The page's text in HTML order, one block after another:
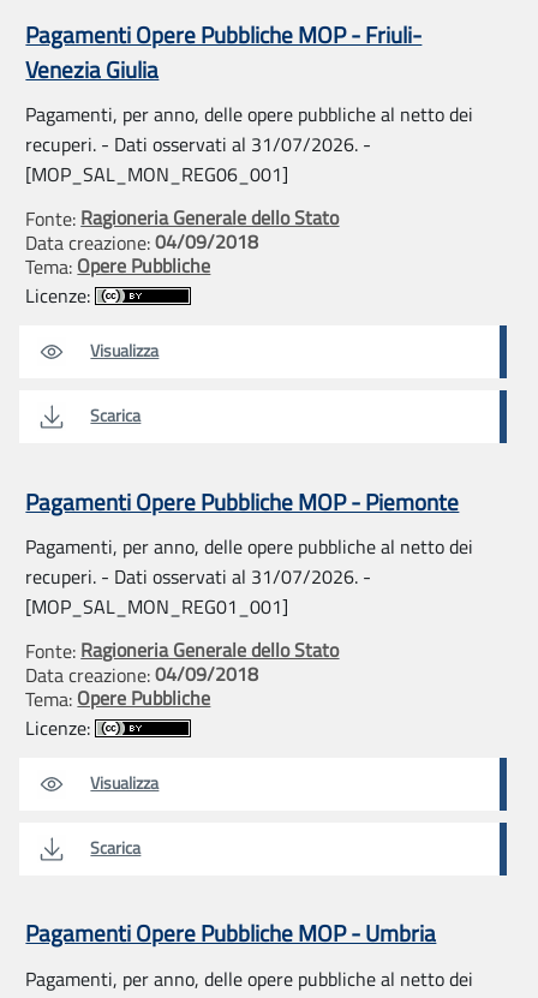
Pagamenti Opere Pubbliche MOP - Friuli-
Venezia Giulia
Pagamenti, per anno, delle opere pubbliche al netto dei
recuperi. - Dati osservati al 31/07/2026. -
[MOP_SAL_MON_REG06_001]
Fonte: Ragioneria Generale dello Stato
Data creazione:04/09/2018
Tema: Opere Pubbliche
Licenze:
Visualizza
Scarica
Pagamenti Opere Pubbliche MOP - Piemonte
Pagamenti, per anno, delle opere pubbliche al netto dei
recuperi. - Dati osservati al 31/07/2026. -
[MOP_SAL_MON_REG01_001]
Fonte: Ragioneria Generale dello Stato
Data creazione:04/09/2018
Tema: Opere Pubbliche
Licenze:
Visualizza
Scarica
Pagamenti Opere Pubbliche MOP - Umbria
Pagamenti, per anno, delle opere pubbliche al netto dei